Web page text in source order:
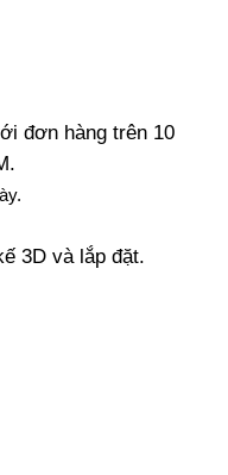
đơn hàng trên 10
3D và lắp đặt.